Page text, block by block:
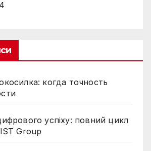
когда точность
успіху: повний цикл
Group